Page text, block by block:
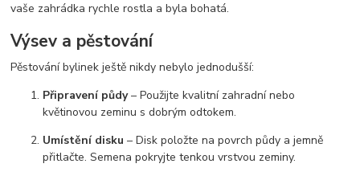
vaše zahrádka rychle rostla a byla bohatá.
Výsev a pěstování
Pěstování bylinek ještě nikdy nebylo jednodušší:
Připravení půdy– Použijte kvalitní zahradní nebo
květinovou zeminu s dobrým odtokem.
Umístění disku – Disk položte na povrch půdy a jemně
přitlačte. Semena pokryjte tenkou vrstvou zeminy.